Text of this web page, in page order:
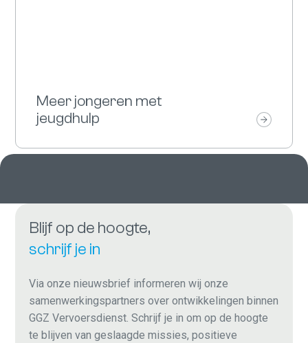
Meer jongeren met
jeugdhulp
Blijf op de hoogte,
schrijf je in
Via onze nieuwsbrief informeren wij onze
samenwerkingspartners over ontwikkelingen binnen
GGZ Vervoersdienst. Schrijf je in om op de hoogte
te blijven van geslaagde missies, positieve